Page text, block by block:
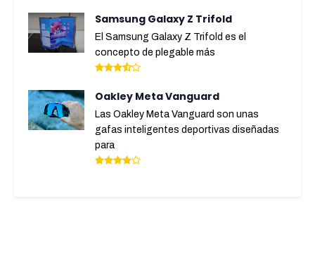
Samsung Galaxy Z Trifold
El Samsung Galaxy Z Trifold es el
concepto de plegable más
Oakley Meta Vanguard
Las Oakley Meta Vanguard son unas
gafas inteligentes deportivas diseñadas
para